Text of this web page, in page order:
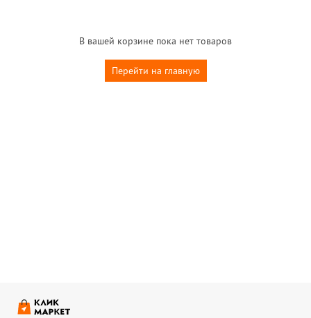
В вашей корзине пока нет товаров
Перейти на главную